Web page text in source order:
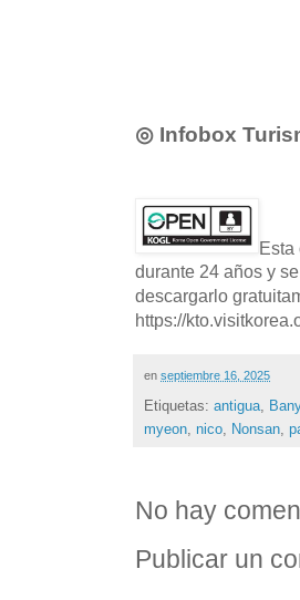
◎ Infobox
Esta
durante 24 años y
descargarlo
https://
en septiembre 16, 2025
Etiquetas: antigua
myeon nico Nonsan
No hay
Publicar un